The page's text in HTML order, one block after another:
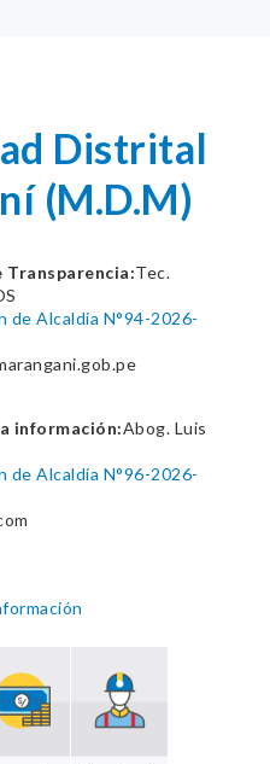
Distrital
(M.D.M)
Transparencia:Tec.
de Alcaldía N°94-2026-
información:Abog. Luis
de Alcaldía N°96-2026-